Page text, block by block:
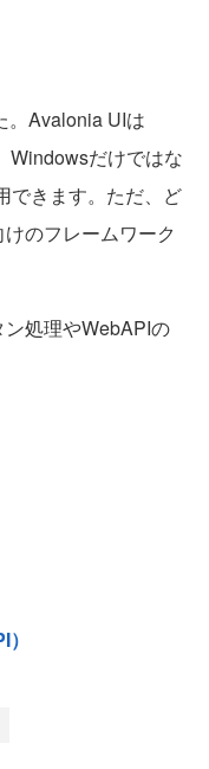
Avalonia UIは
Windowsだけではな
できます。ただ、ど
のフレームワーク
処理やWebAPIの